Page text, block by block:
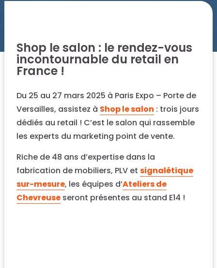
Shop le salon : le rendez-vous
incontournable du retail en
France !
Du 25 au 27 mars 2025 à Paris Expo – Porte de
Versailles, assistez à Shop le salon : trois jours
dédiés au retail ! C’est le salon qui rassemble
les experts du marketing point de vente.
Riche de 48 ans d’expertise dans la
fabrication de mobiliers, PLV et signalétique
sur-mesure, les équipes d’Ateliers de
Chevreuse seront présentes au stand E14 !